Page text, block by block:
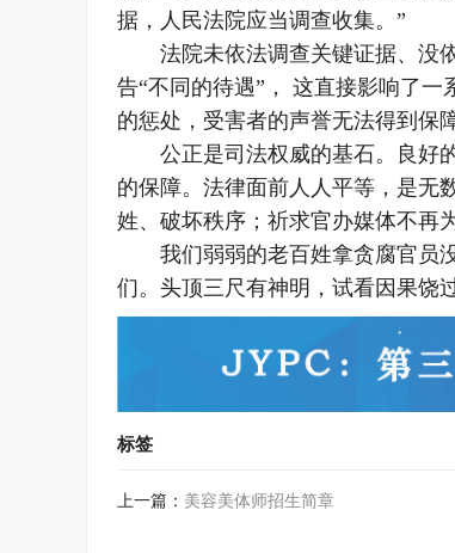
据，人民法院应当调查收集。”
法院未依法调查关键证据、没
告“不同的待遇”， 这直接影响了
的惩处，受害者的声誉无法得到保
公正是司法权威的基石。良好
的保障。法律面前人人平等，是无
姓、破坏秩序；祈求官办媒体不再
我们弱弱的老百姓拿贪腐官员
们。头顶三尺有神明，试看因果饶
标签
上一篇： 美容美体师招生简章